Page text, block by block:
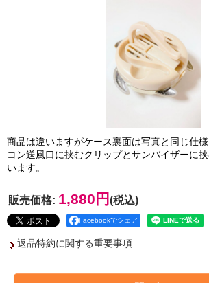
商品は違いますがケース裏面は写真と同じ仕
コン送風口に挟むクリップとサンバイザーに
います。
販売価格: 1,880円 (税込)
Facebookでシェア
返品特約に関する重要事項